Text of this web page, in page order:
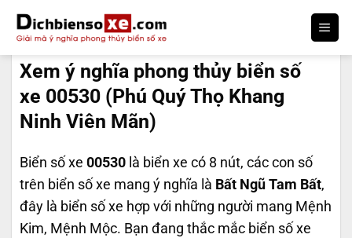
qua
nội
dungXem ý nghĩa phong thủy biển số
xe 00530 (Phú Quý Thọ Khang
Ninh Viên Mãn)
Biển số xe 00530 là biển xe có 8 nút, các con số
trên biển số xe mang ý nghĩa là Bất Ngũ Tam Bất,
đây là biển số xe hợp với những người mang Mệnh
Kim, Mệnh Mộc. Bạn đang thắc mắc biển số xe